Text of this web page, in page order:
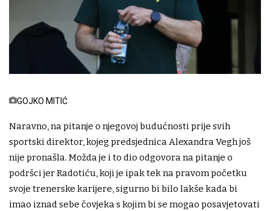
GOJKO MITIĆ
Naravno, na pitanje o njegovoj budućnosti prije svih
sportski direktor, kojeg predsjednica Alexandra Vegh još
nije pronašla. Možda je i to dio odgovora na pitanje o
podršci jer Radotiću, koji je ipak tek na pravom početku
svoje trenerske karijere, sigurno bi bilo lakše kada bi
imao iznad sebe čovjeka s kojim bi se mogao posavjetovati